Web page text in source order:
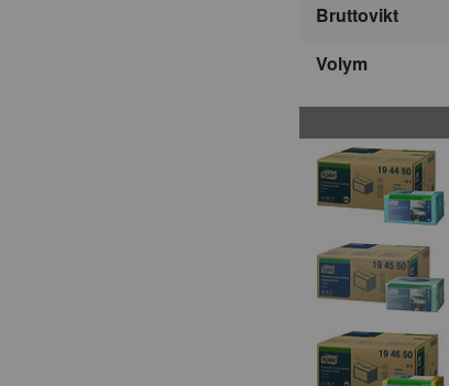
Bruttovikt
Volym